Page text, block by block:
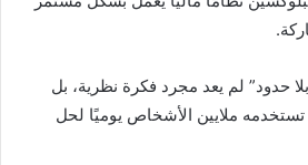
حدود” لم يعد مجرد فكرة نظرية، بل
تستخدمه ملايين الأشخاص يوميًا لحل